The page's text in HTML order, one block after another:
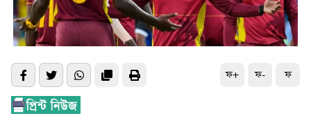
ফ+ ফ- ফ